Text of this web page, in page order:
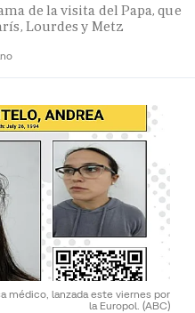
de la visita del Papa, que
Lourdes y Metz
médico, lanzada este viernes por
la Europol. (ABC)